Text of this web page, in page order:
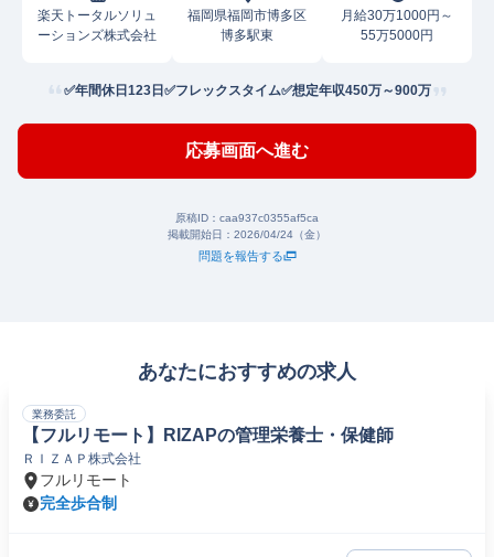
楽天トータルソリュ
ーションズ株式会社
福岡県福岡市博多区
博多駅東
月給30万1000円～
55万5000円
✅年間休日123日✅フレックスタイム✅想定年収450万～900万
応募画面へ進む
原稿ID： caa937c0355af5ca
掲載開始日： 2026/04/24（金）
問題を報告する
あなたにおすすめの求人
業務委託
【フルリモート】RIZAPの管理栄養士・保健師
ＲＩＺＡＰ株式会社
フルリモート
完全歩合制